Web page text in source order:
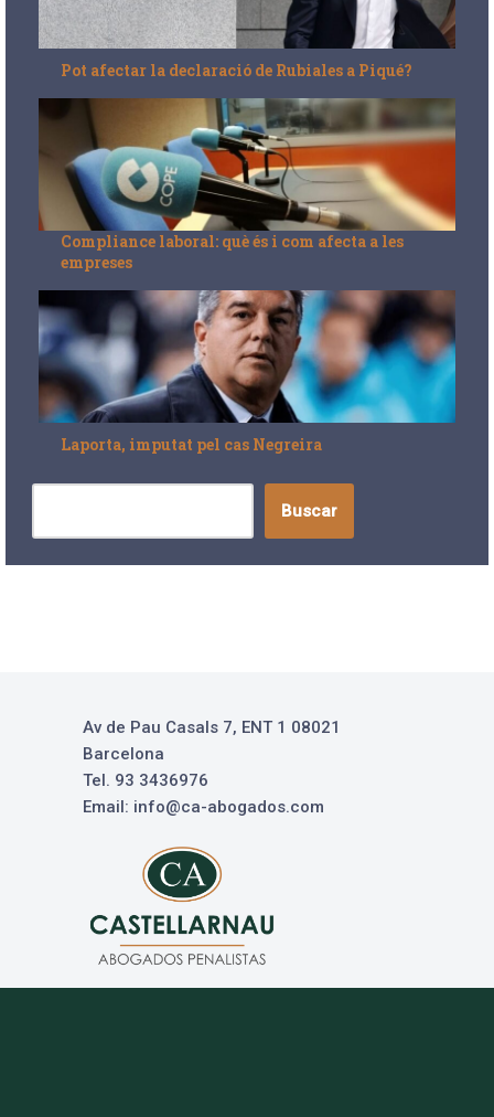
Pot afectar la declaració de Rubiales a Piqué?
Compliance laboral: què és i com afecta a les
empreses
Laporta, imputat pel cas Negreira
Buscar
Av de Pau Casals 7, ENT 1 08021
Barcelona
Tel. 93 3436976
Email: info@ca-abogados.com